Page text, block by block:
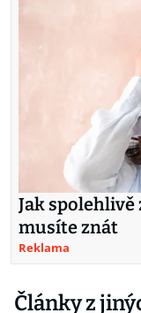
Jak spolehlivě
musíte znát
Reklama
Články z